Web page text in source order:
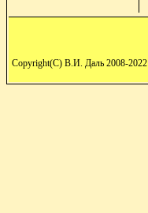
Copyright(C) В.И. Даль 2008-2022